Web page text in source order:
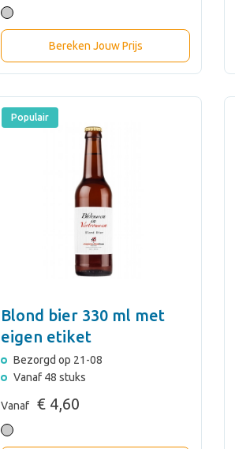
Bereken Jouw Prijs
Populair
Blond bier 330 ml met
eigen etiket
Bezorgd op 21-08
Vanaf 48 stuks
Vanaf € 4,60